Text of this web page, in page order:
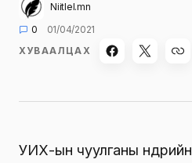
Niitlel.mn
0
01/04/2021
ХУВААЛЦАХ
УИХ-ын чуулганы